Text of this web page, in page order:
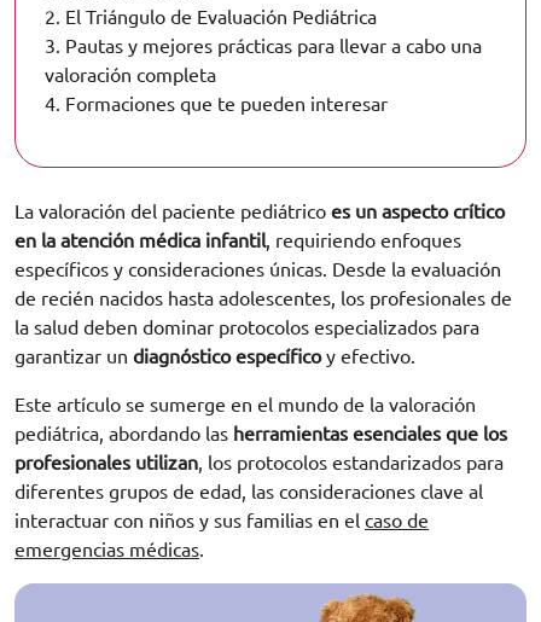
2. El Triángulo de Evaluación Pediátrica
3. Pautas y mejores prácticas para llevar a cabo una
valoración completa
4. Formaciones que te pueden interesar
La valoración del paciente pediátrico es un aspecto crítico
en la atención médica infantil, requiriendo enfoques
específicos y consideraciones únicas. Desde la evaluación
de recién nacidos hasta adolescentes, los profesionales de
la salud deben dominar protocolos especializados para
garantizar un diagnóstico específicoy efectivo.
Este artículo se sumerge en el mundo de la valoración
pediátrica, abordando las herramientas esenciales que los
profesionales utilizan, los protocolos estandarizados para
diferentes grupos de edad, las consideraciones clave al
interactuar con niños y sus familias en el caso de
emergencias médicas.